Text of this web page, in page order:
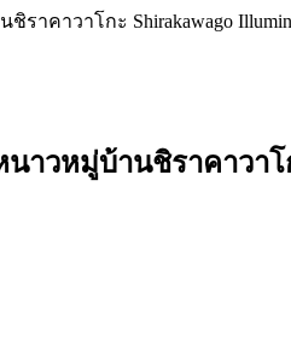
าคาวาโกะ Shirakawago
าวหมู่บ้านชิราคาวา